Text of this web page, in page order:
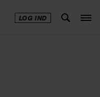
LOG IND